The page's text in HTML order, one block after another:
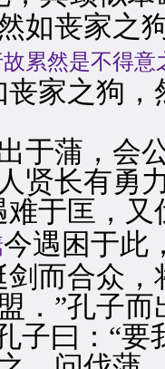
如丧家之
累然是不得意
家之狗
蒲，会公
贤长有勇
难于匡，又
今遇困于此
而合众
．”孔子
子曰：“